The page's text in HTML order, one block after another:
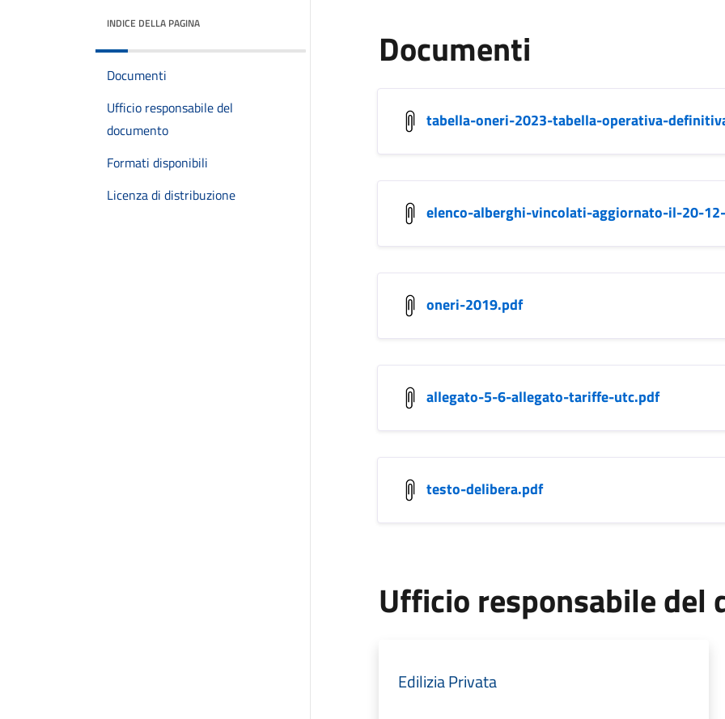
INDICE DELLA PAGINA
Documenti
Ufficio responsabile del
documento
Formati disponibili
Licenza di distribuzione
Documenti
tabella-oneri-2023-tabella-operativa-
elenco-alberghi-vincolati-aggiornato-il-20-
oneri-2019.pdf
allegato-5-6-allegato-tariffe-utc.pdf
testo-delibera.pdf
Ufficio responsabile del
Edilizia Privata